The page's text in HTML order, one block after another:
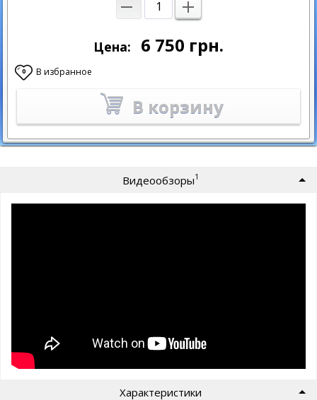
Цена: 6 750 грн.
0 В избранное
В корзину
Видеообзоры1
Характеристики